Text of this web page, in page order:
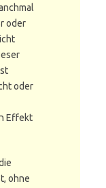
oder
oder
Effekt
ohne